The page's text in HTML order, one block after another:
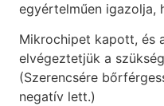
egyértelműen igazolja,
Mikrochipet kapott, és
elvégeztetjük a
(Szerencsére
negatív lett.)